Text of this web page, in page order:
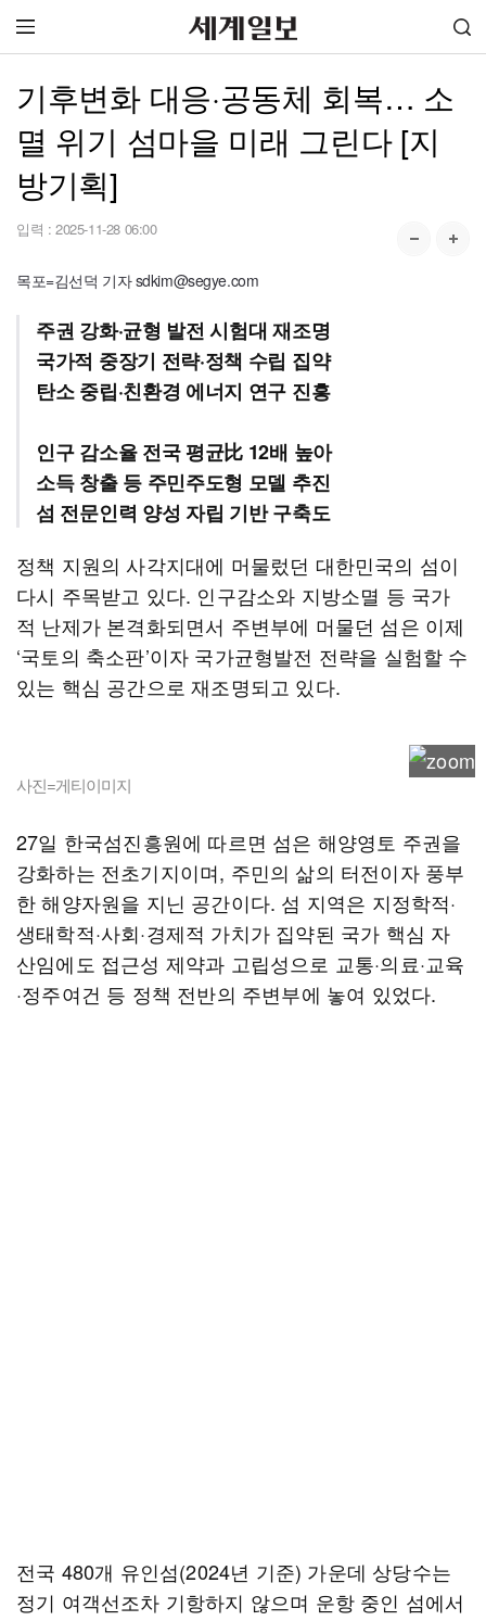
기후변화 대응·공동체 회복… 소
멸 위기 섬마을 미래 그린다 [지
방기획]
입력 : 2025-11-28 06:00
목포=김선덕 기자 sdkim@segye.com
주권 강화·균형 발전 시험대 재조명
국가적 중장기 전략·정책 수립 집약
탄소 중립·친환경 에너지 연구 진흥
인구 감소율 전국 평균比 12배 높아
소득 창출 등 주민주도형 모델 추진
섬 전문인력 양성 자립 기반 구축도
정책 지원의 사각지대에 머물렀던 대한민국의 섬이
다시 주목받고 있다. 인구감소와 지방소멸 등 국가
적 난제가 본격화되면서 주변부에 머물던 섬은 이제
‘국토의 축소판’이자 국가균형발전 전략을 실험할 수
있는 핵심 공간으로 재조명되고 있다.
사진=게티이미지
27일 한국섬진흥원에 따르면 섬은 해양영토 주권을
강화하는 전초기지이며, 주민의 삶의 터전이자 풍부
한 해양자원을 지닌 공간이다. 섬 지역은 지정학적·
생태학적·사회·경제적 가치가 집약된 국가 핵심 자
산임에도 접근성 제약과 고립성으로 교통·의료·교육
·정주여건 등 정책 전반의 주변부에 놓여 있었다.
전국 480개 유인섬(2024년 기준) 가운데 상당수는
정기 여객선조차 기항하지 않으며 운항 중인 섬에서